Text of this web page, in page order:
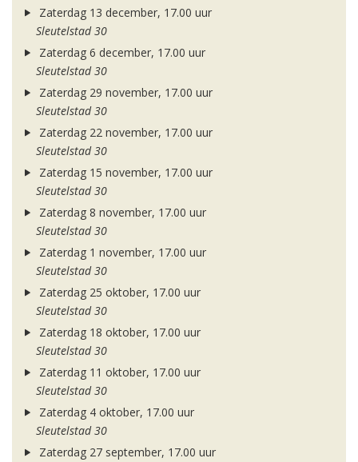
Zaterdag 13 december, 17.00 uur
Sleutelstad 30
Zaterdag 6 december, 17.00 uur
Sleutelstad 30
Zaterdag 29 november, 17.00 uur
Sleutelstad 30
Zaterdag 22 november, 17.00 uur
Sleutelstad 30
Zaterdag 15 november, 17.00 uur
Sleutelstad 30
Zaterdag 8 november, 17.00 uur
Sleutelstad 30
Zaterdag 1 november, 17.00 uur
Sleutelstad 30
Zaterdag 25 oktober, 17.00 uur
Sleutelstad 30
Zaterdag 18 oktober, 17.00 uur
Sleutelstad 30
Zaterdag 11 oktober, 17.00 uur
Sleutelstad 30
Zaterdag 4 oktober, 17.00 uur
Sleutelstad 30
Zaterdag 27 september, 17.00 uur